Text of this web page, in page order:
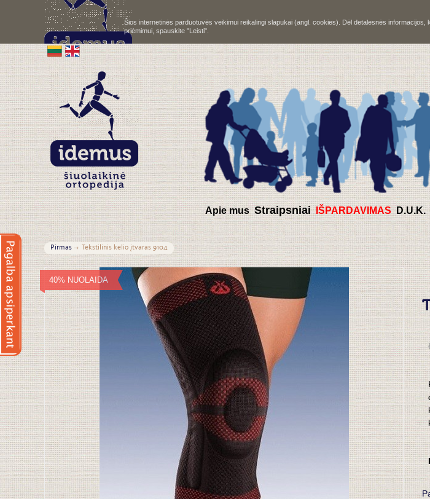
Šios internetinės parduotuvės veikimui reikalingi slapukai (angl. cookies). Dėl detalesnės
priėmimui, spauskite "Leisti".
Apie mus Straipsniai IŠPARDAVIMAS D.U.K.
Pirmas Tekstilinis kelio įtvaras 9104
40% NUOLAIDA